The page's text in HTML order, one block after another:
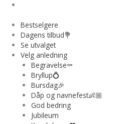
Bestselgere
Dagens tilbud💐
Se utvalget
Velg anledning
Begravelse⚰️
Bryllup💍
Bursdag🎉
Dåp og navnefest👶🏼
God bedring
Jubileum